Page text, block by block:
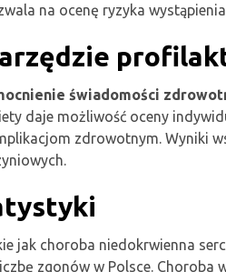
na ocenę ryzyka
świadomości
daje możliwość oceny
zdrowotnym. Wyniki
jak choroba niedokrwienna
zgonów w Polsce. Choroba